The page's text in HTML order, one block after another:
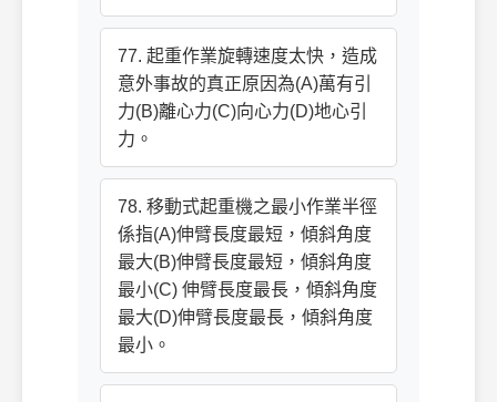
77. 起重作業旋轉速度太快，造成
意外事故的真正原因為(A)萬有引
力(B)離心力(C)向心力(D)地心引
力。
78. 移動式起重機之最小作業半徑
係指(A)伸臂長度最短，傾斜角度
最大(B)伸臂長度最短，傾斜角度
最小(C) 伸臂長度最長，傾斜角度
最大(D)伸臂長度最長，傾斜角度
最小。